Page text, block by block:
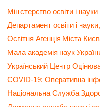
Міністерство освіти і
Департамент освіти і
Освітня Агенція Міста
Мала академія наук
Український Центр
COVID-19: Оперативна
Національна Служба